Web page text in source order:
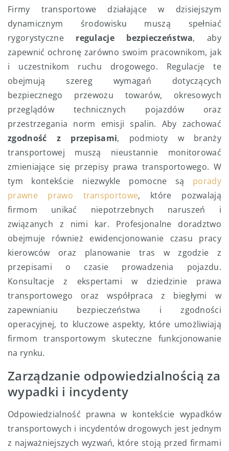
Firmy transportowe działające w dzisiejszym
dynamicznym środowisku muszą spełniać
rygorystyczne regulacje bezpieczeństwa, aby
zapewnić ochronę zarówno swoim pracownikom, jak
i uczestnikom ruchu drogowego. Regulacje te
obejmują szereg wymagań dotyczących
bezpiecznego przewozu towarów, okresowych
przeglądów technicznych pojazdów oraz
przestrzegania norm emisji spalin. Aby zachować
zgodność z przepisami, podmioty w branży
transportowej muszą nieustannie monitorować
zmieniające się przepisy prawa transportowego. W
tym kontekście niezwykle pomocne są porady
prawne prawo transportowe, które pozwalają
firmom unikać niepotrzebnych naruszeń i
związanych z nimi kar. Profesjonalne doradztwo
obejmuje również ewidencjonowanie czasu pracy
kierowców oraz planowanie tras w zgodzie z
przepisami o czasie prowadzenia pojazdu.
Konsultacje z ekspertami w dziedzinie prawa
transportowego oraz współpraca z biegłymi w
zapewnianiu bezpieczeństwa i zgodności
operacyjnej, to kluczowe aspekty, które umożliwiają
firmom transportowym skuteczne funkcjonowanie
na rynku.
Zarządzanie odpowiedzialnością za
wypadki i incydenty
Odpowiedzialność prawna w kontekście wypadków
transportowych i incydentów drogowych jest jednym
z najważniejszych wyzwań, które stoją przed firmami